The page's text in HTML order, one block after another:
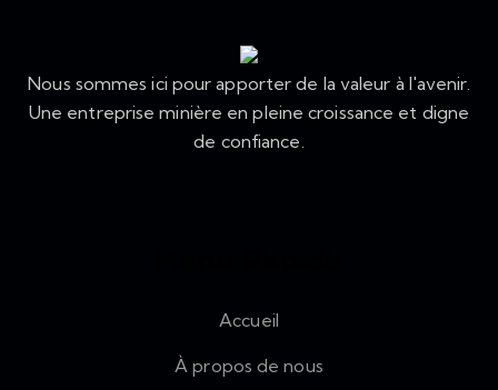
Nous sommes ici pour apporter de la valeur à l'avenir.
Une entreprise minière en pleine croissance et digne
de confiance.
Accueil
À propos de nous